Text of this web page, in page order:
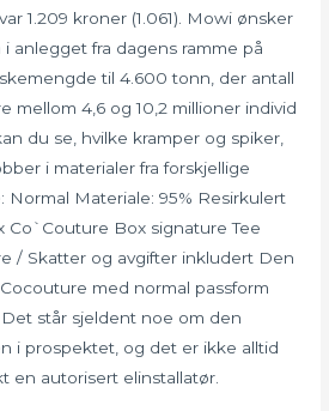
1.209 kroner (1.061). Mowi ønsker
anlegget fra dagens ramme på
til 4.600 tonn, der antall
mellom 4,6 og 10,2 millioner individ
du se, hvilke kramper og spiker,
i materialer fra forskjellige
Normal Materiale: 95% Resirkulert
Co`Couture Box signature Tee
/ Skatter og avgifter inkludert Den
med normal passform
står sjeldent noe om den
i prospektet, og det er ikke alltid
en autorisert elinstallatør.